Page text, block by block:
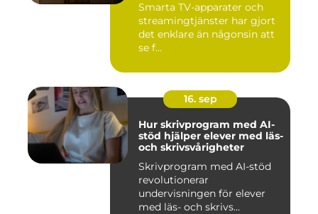
Smarta TV-apparater och
streamingtjänster har gjort
det enklare än någonsin att
se f...
16. sep
Hur skrivprogram med AI-
stöd hjälper elever med läs-
och skrivsvårigheter
Skrivprogram med AI-stöd
revolutionerar
undervisningen för elever
med läs- och skrivs...